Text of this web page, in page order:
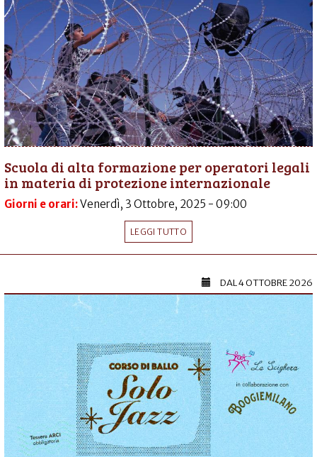
Scuola di alta formazione per operatori legali
in materia di protezione internazionale
Giorni e orari:Venerdì, 3 Ottobre, 2025 - 09:00
LEGGI TUTTO
DAL4 OTTOBRE 2026